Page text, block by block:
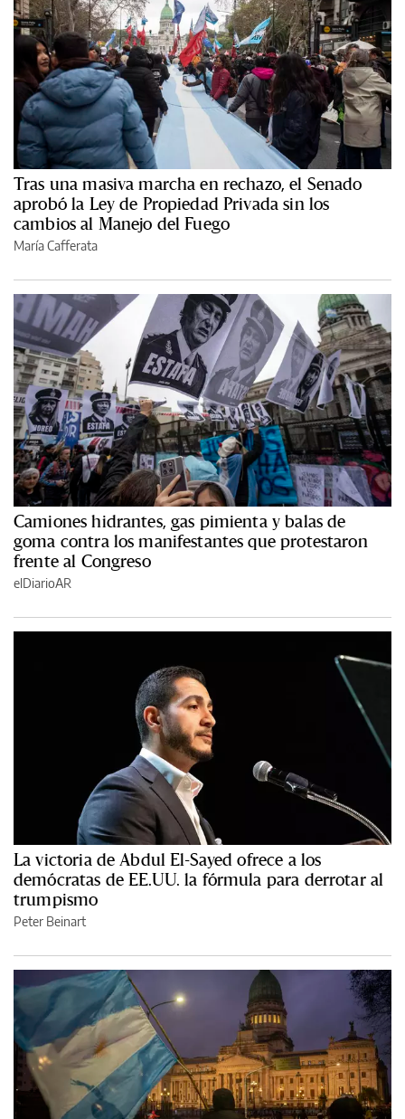
Tras una masiva marcha en rechazo, el Senado
aprobó la Ley de Propiedad Privada sin los
cambios al Manejo del Fuego
María Cafferata
Camiones hidrantes, gas pimienta y balas de
goma contra los manifestantes que protestaron
frente al Congreso
elDiarioAR
La victoria de Abdul El-Sayed ofrece a los
demócratas de EE.UU. la fórmula para derrotar al
trumpismo
Peter Beinart